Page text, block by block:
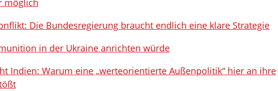
möglich
Die Bundesregierung braucht endlich eine klare Strategie
in der Ukraine anrichten würde
Indien: Warum eine „werteorientierte Außenpolitik“ hier an ihre